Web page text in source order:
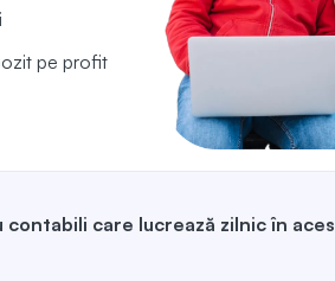
pe profit
contabili care lucrează zilnic în